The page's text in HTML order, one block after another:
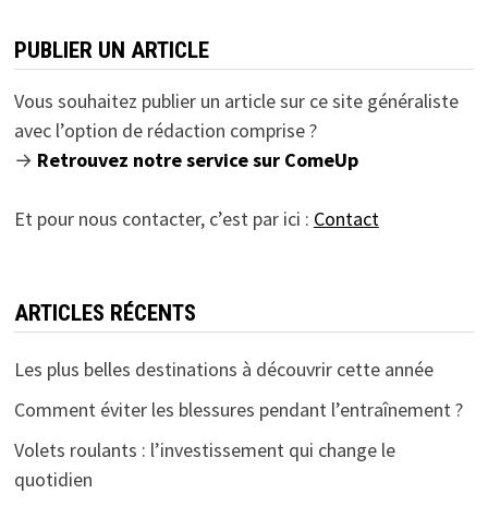
PUBLIER UN ARTICLE
Vous souhaitez publier un article sur ce site généraliste
avec l’option de rédaction comprise ?
→ Retrouvez notre service sur ComeUp
Et pour nous contacter, c’est par ici : Contact
ARTICLES RÉCENTS
Les plus belles destinations à découvrir cette année
Comment éviter les blessures pendant l’entraînement ?
Volets roulants : l’investissement qui change le
quotidien